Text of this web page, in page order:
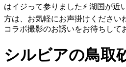
はイジって参りました⚡️ 湖国が近
方は、お気軽にお声掛けください
コラボ撮影のお誘いをお待ちして
シルビアの鳥取